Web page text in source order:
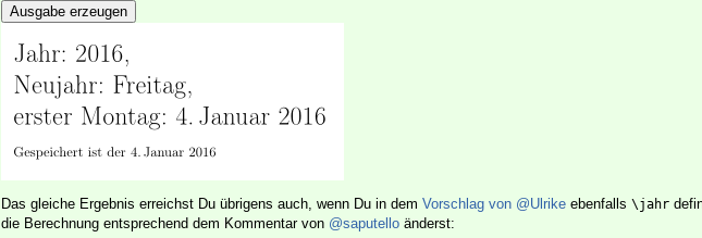
Ausgabe erzeugen
Das gleiche Ergebnis erreichst Du übrigens auch, wenn Du in dem Vorschlag von @Ulrike ebenfalls \jahr
die Berechnung entsprechend dem Kommentar von @saputello änderst: